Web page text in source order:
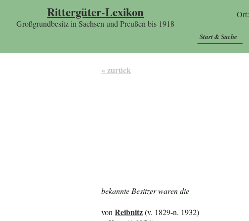
Rittergüter-Lexikon
Großgrundbesitz in Sachsen und Preußen bis 1918
Ort:
Start & Suche
« zurück
bekannte Besitzer waren die
vonReibnitz(v. 1829-n. 1932)